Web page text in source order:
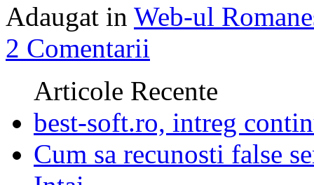
Adaugat in Web-ul
2 Comentarii
Articole Recente
best-soft.ro, intreg
Cum sa recunosti false